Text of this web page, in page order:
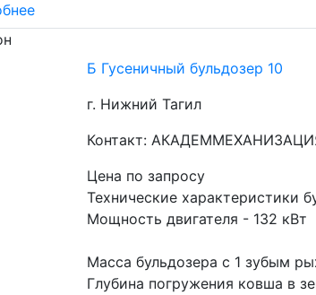
Б Гусеничный бульдозер 10
г. Нижний Тагил
Контакт:
Цена по запросу
Технические характеристики
Мощность двигателя - 132 кВт
Масса бульдозера с 1 зубым
Глубина погружения ковша в